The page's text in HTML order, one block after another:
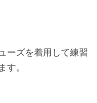
ーズを着用して練習
す。